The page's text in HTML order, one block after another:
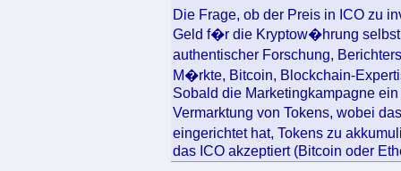
Die Frage, ob der Preis in ICO zu
Geld f�r die Kryptow�hrung
authentischer Forschung,
M�rkte, Bitcoin, Blockchain-
Sobald die Marketingkampagne
Vermarktung von Tokens, wobei
eingerichtet hat, Tokens zu
das ICO akzeptiert (Bitcoin oder